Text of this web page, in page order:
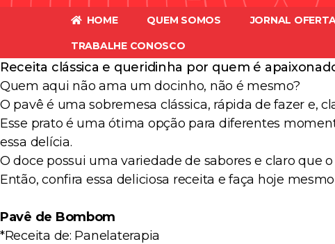
HOME QUEM SOMOS JORNAL
TRABALHE CONOSCO
Receita clássica e queridinha por quem é
Quem aqui não ama um docinho, não é mesmo?
O pavê é uma sobremesa clássica, rápida de fazer e,
Esse prato é uma ótima opção para diferentes
essa delícia.
O doce possui uma variedade de sabores e claro que
Então, confira essa deliciosa receita e faça hoje
Pavê de Bombom
*Receita de: Panelaterapia